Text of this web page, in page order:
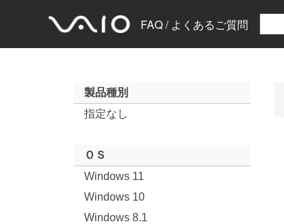
FAQ / よくあるご質問
製品種別
指定なし
ＯＳ
Windows 11
Windows 10
Windows 8.1